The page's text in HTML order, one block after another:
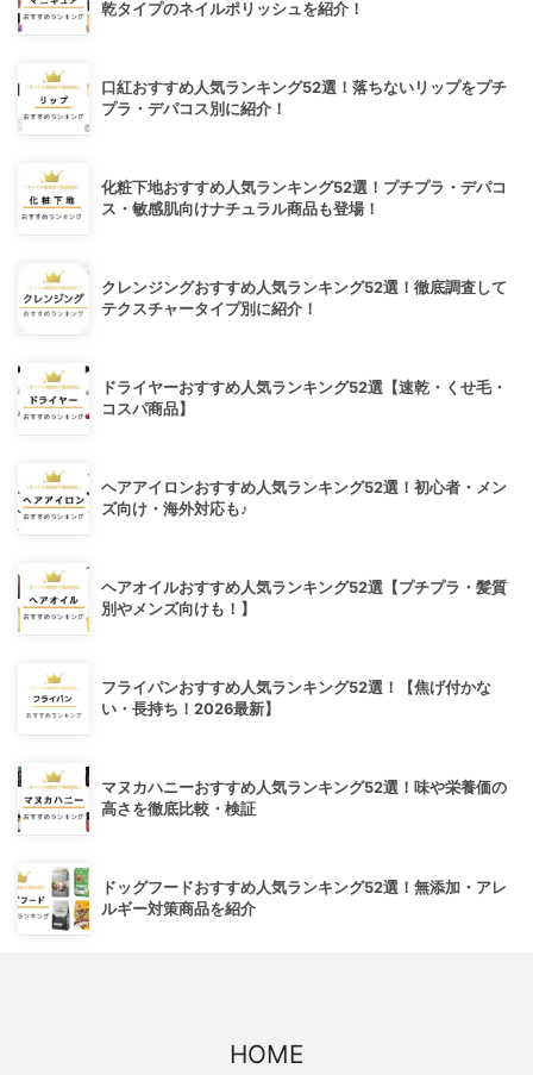
乾タイプのネイルポリッシュを紹介！
口紅おすすめ人気ランキング52選！落ちないリップをプチ
プラ・デパコス別に紹介！
化粧下地おすすめ人気ランキング52選！プチプラ・デパコ
ス・敏感肌向けナチュラル商品も登場！
クレンジングおすすめ人気ランキング52選！徹底調査して
テクスチャータイプ別に紹介！
ドライヤーおすすめ人気ランキング52選【速乾・くせ毛・
コスパ商品】
ヘアアイロンおすすめ人気ランキング52選！初心者・メン
ズ向け・海外対応も♪
ヘアオイルおすすめ人気ランキング52選【プチプラ・髪質
別やメンズ向けも！】
フライパンおすすめ人気ランキング52選！【焦げ付かな
い・長持ち！2026最新】
マヌカハニーおすすめ人気ランキング52選！味や栄養価の
高さを徹底比較・検証
ドッグフードおすすめ人気ランキング52選！無添加・アレ
ルギー対策商品を紹介
HOME